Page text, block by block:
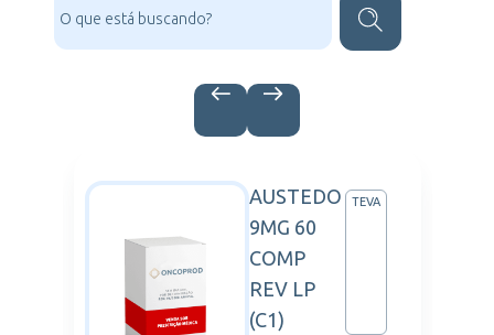
AUSTEDO
9MG 60
COMP
REV LP
(C1)
TEVA